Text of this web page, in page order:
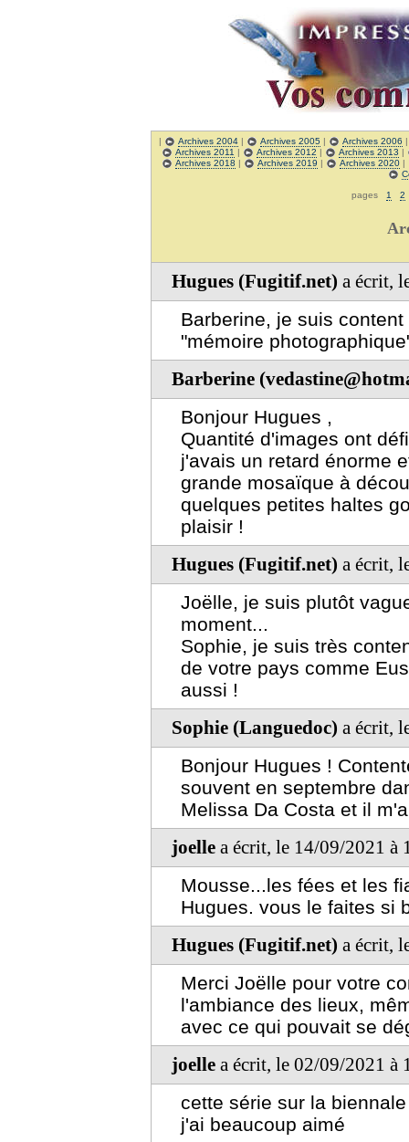
| Archives 2004| Archives 2005| Archives 2006
Archives 2011 | Archives 2012 | Archives 2013 |
Archives 2018 | Archives 2019 | Archives 2020|
pages 1 2
Hugues (Fugitif.net) a écrit,
Barberine, je suis
"mémoire
Barberine
Bonjour Hugues ,
Quantité d'images ont
j'avais un retard énorme
grande mosaïque à
quelques petites haltes
plaisir !
Hugues (Fugitif.net) a écrit,
Joëlle, je suis plutôt
moment...
Sophie, je suis très
de votre pays comme
aussi !
Sophie (Languedoc) a écrit,
Bonjour Hugues !
souvent en septembre
Melissa Da Costa et il
joelle a écrit, le 14/09/2021 à
Mousse...les fées et les
Hugues. vous le faites si
Hugues (Fugitif.net) a écrit,
Merci Joëlle pour votre
l'ambiance des lieux,
avec ce qui pouvait se
joelle a écrit, le 02/09/2021 à
cette série sur la
j'ai beaucoup aimé